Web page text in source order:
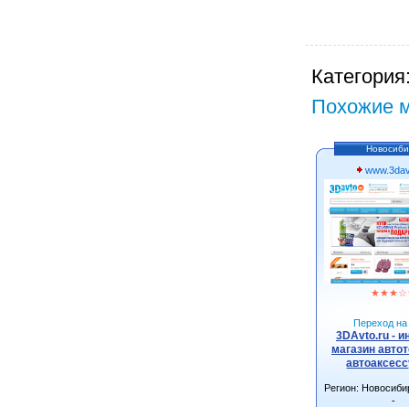
Похожие
★★★☆
Переход на
3DAvto.ru -
магазин
Регион:
-